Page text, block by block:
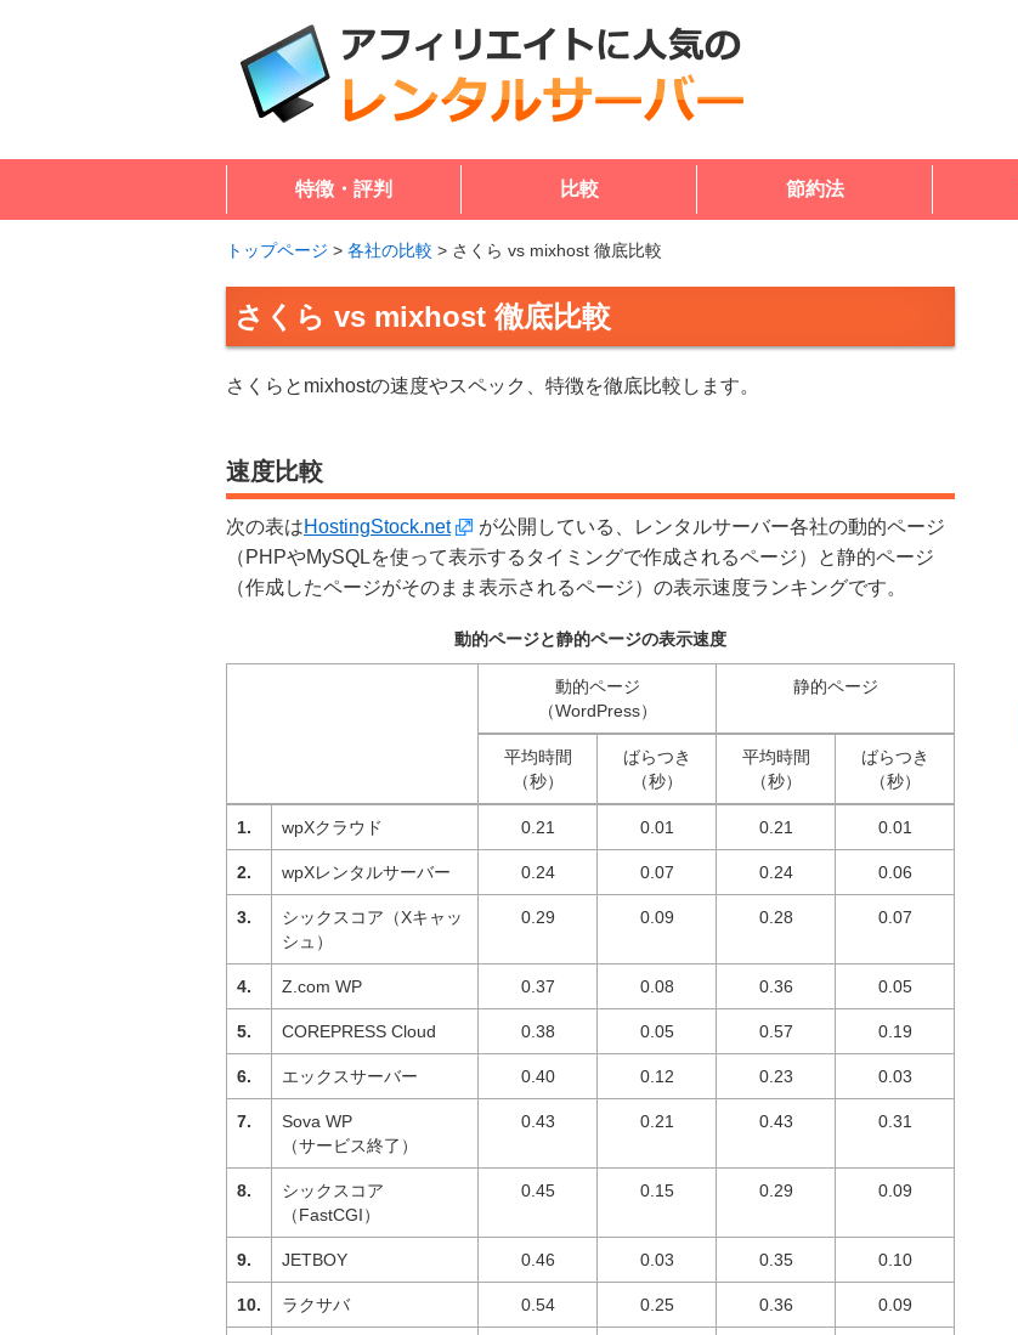
特徴・評判 比較 節約法
トップページ > 各社の比較 > さくら vs mixhost 徹底比較
さくら vs mixhost 徹底比較
さくらとmixhostの速度やスペック、特徴を徹底比較します。
速度比較
次の表はHostingStock.net
が公開している、レンタルサーバー各社の動的ページ
（PHPやMySQLを使って表示するタイミングで作成されるページ）と静的ページ
（作成したページがそのまま表示されるページ）の表示速度ランキングです。
動的ページと静的ページの表示速度
動的ページ
（WordPress）
静的ページ
平均時間
（秒）
ばらつき
（秒）
平均時間
（秒）
ばらつき
（秒）
wpXクラウド 0.21 0.01 0.21 0.01
wpXレンタルサーバー 0.24 0.07 0.24 0.06
シックスコア（Xキャッ
シュ）
0.29 0.09 0.28 0.07
Z.com WP 0.37 0.08 0.36 0.05
COREPRESS Cloud 0.38 0.05 0.57 0.19
エックスサーバー 0.40 0.12 0.23 0.03
Sova WP
（サービス終了）
0.43 0.21 0.43 0.31
シックスコア
（FastCGI）
0.45 0.15 0.29 0.09
JETBOY 0.46 0.03 0.35 0.10
ラクサバ 0.54 0.25 0.36 0.09